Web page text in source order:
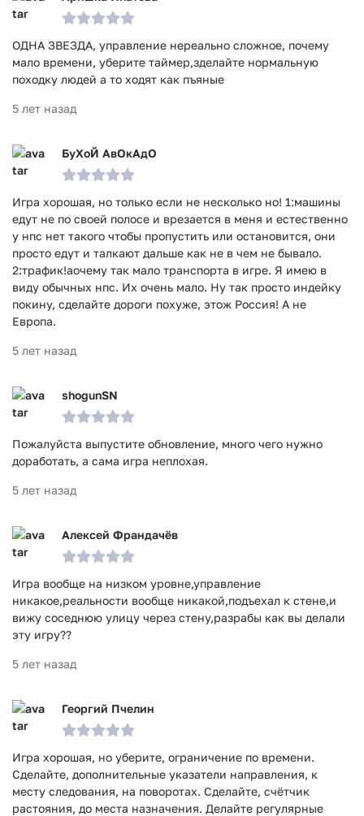
ОДНА ЗВЕЗДА, управление нереально сложное, почему
мало времени, уберите таймер,зделайте нормальную
походку людей а то ходят как пъяные
5 лет назад
БуХоЙ АвОкАдО
Игра хорошая, но только если не несколько но! 1:машины
едут не по своей полосе и врезается в меня и естественно
у нпс нет такого чтобы пропустить или остановится, они
просто едут и талкают дальше как не в чем не бывало.
2:трафик!аочему так мало транспорта в игре. Я имею в
виду обычных нпс. Их очень мало. Ну так просто индейку
покину, сделайте дороги похуже, этож Россия! А не
Европа.
5 лет назад
shogunSN
Пожалуйста выпустите обновление, много чего нужно
доработать, а сама игра неплохая.
5 лет назад
Алексей Франдачёв
Игра вообще на низком уровне,управление
никакое,реальности вообще никакой,подъехал к стене,и
вижу соседнюю улицу через стену,разрабы как вы делали
эту игру??
5 лет назад
Георгий Пчелин
Игра хорошая, но уберите, ограничение по времени.
Сделайте, дополнительные указатели направления, к
месту следования, на поворотах. Сделайте, счётчик
растояния, до места назначения. Делайте регулярные